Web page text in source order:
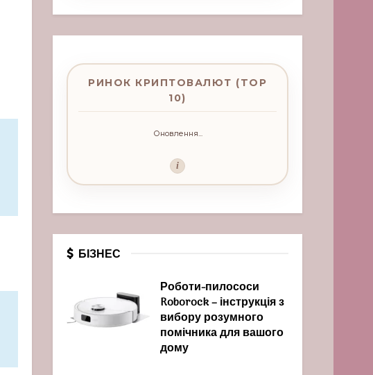
РИНОК КРИПТОВАЛЮТ (TOP
10)
Оновлення...
i
БІЗНЕС
Роботи-пилососи
Roborock – інструкція з
вибору розумного
помічника для вашого
дому